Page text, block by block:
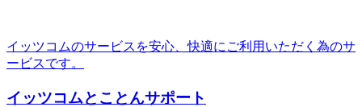
イッツコムのサービスを安心、快適にご利用いただく為のサ
ービスです。
イッツコムとことんサポート